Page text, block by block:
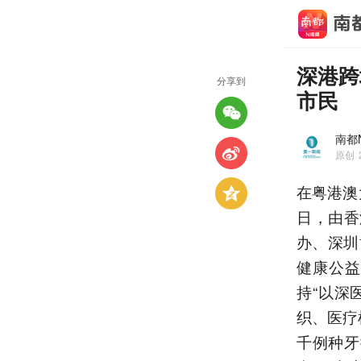
深港
市民
南都
原创
在粤港
日，由
办、深
健康公
持“以深
织、医
千例种
分享到